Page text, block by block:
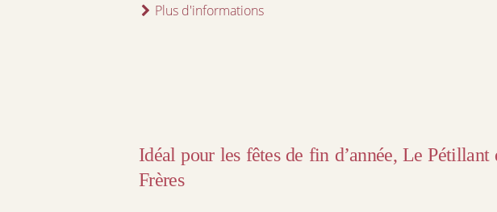
Plus d'informations
Idéal pour les fêtes de fin d’année, Le Pétillant
Frères